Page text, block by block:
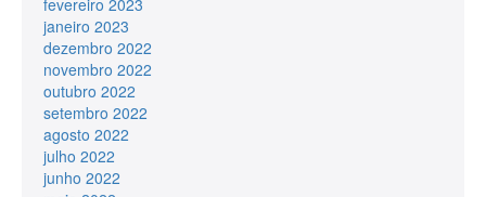
janeiro 2023
dezembro 2022
novembro 2022
outubro 2022
setembro 2022
agosto 2022
julho 2022
junho 2022